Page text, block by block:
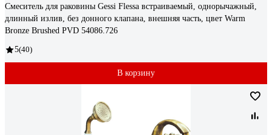
Смеситель для раковины Gessi Flessa встраиваемый, однорычажный,
длинный излив, без донного клапана, внешняя часть, цвет Warm
Bronze Brushed PVD 54086.726
5(40)
В корзину